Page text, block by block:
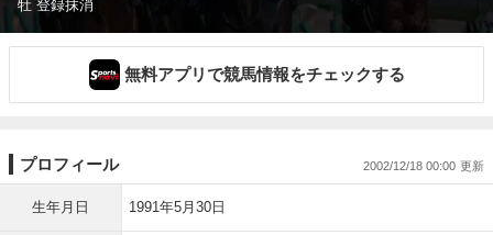
牡 登録抹消
無料アプリで競馬情報をチェックする
プロフィール 2002/12/18 00:00
生年月日 1991年5月30日